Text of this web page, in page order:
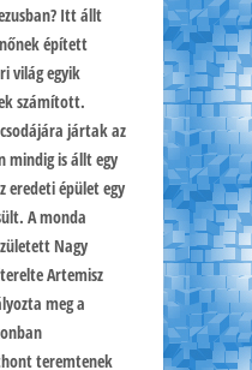
Itt állt
épített
világ egyik
számított.
jártak az
mindig is állt egy
eredeti épület egy
A monda
Nagy
Artemisz
meg a
teremtenek